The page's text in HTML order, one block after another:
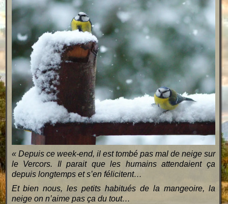
« Depuis ce week-end, il est tombé pas mal de neige sur
le Vercors. Il parait que les humains attendaient ça
depuis longtemps et s’en félicitent…
Et bien nous, les petits habitués de la mangeoire, la
neige on n’aime pas ça du tout…